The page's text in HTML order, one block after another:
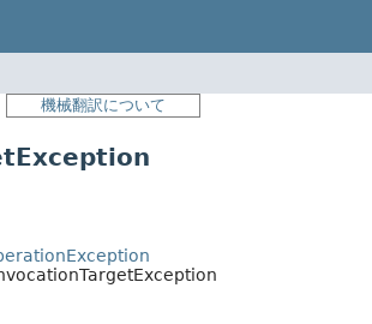
機械翻訳について